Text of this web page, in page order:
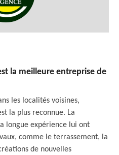
la meilleure entreprise de
les localités voisines,
la plus reconnue. La
longue expérience lui ont
comme le terrassement, la
de nouvelles